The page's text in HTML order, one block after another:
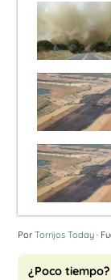
Por Torrijos Today ·
¿Poco tiempo?